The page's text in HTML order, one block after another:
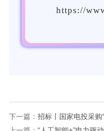
https://
下一篇： 招标丨国家电投采购